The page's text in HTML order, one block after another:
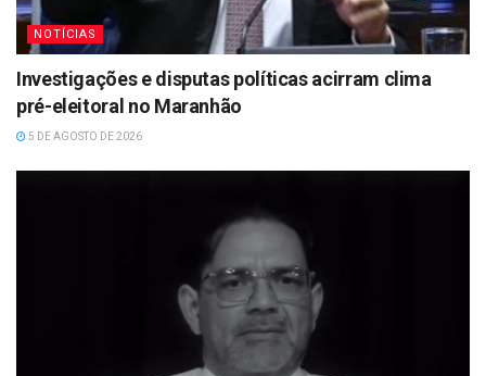
NOTÍCIAS
Investigações e disputas políticas acirram clima
pré-eleitoral no Maranhão
5 DE AGOSTO DE 2026